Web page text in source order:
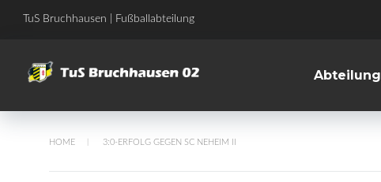
TuS Bruchhausen | Fußballabteilung
Abteilung
HOME / 3:0-ERFOLG GEGEN SC NEHEIM II